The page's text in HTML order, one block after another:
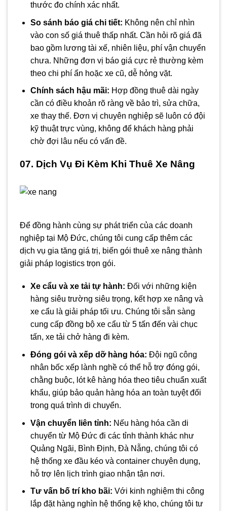
thước đo chính xác nhất.
So sánh báo giá chi tiết: Không nên chỉ nhìn
vào con số giá thuê thấp nhất. Cần hỏi rõ giá đã
bao gồm lương tài xế, nhiên liệu, phí vận chuyển
chưa. Những đơn vị báo giá cực rẻ thường kèm
theo chi phí ẩn hoặc xe cũ, dễ hỏng vặt.
Chính sách hậu mãi: Hợp đồng thuê dài ngày
cần có điều khoản rõ ràng về bảo trì, sửa chữa,
xe thay thế. Đơn vị chuyên nghiệp sẽ luôn có đội
kỹ thuật trực vùng, không để khách hàng phải
chờ đợi lâu nếu có vấn đề.
07. Dịch Vụ Đi Kèm Khi Thuê Xe Nâng
Để đồng hành cùng sự phát triển của các doanh
nghiệp tại Mộ Đức, chúng tôi cung cấp thêm các
dịch vụ gia tăng giá trị, biến gói thuê xe nâng thành
giải pháp logistics trọn gói.
Xe cẩu và xe tải tự hành: Đối với những kiện
hàng siêu trường siêu trọng, kết hợp xe nâng và
xe cẩu là giải pháp tối ưu. Chúng tôi sẵn sàng
cung cấp đồng bộ xe cẩu từ 5 tấn đến vài chục
tấn, xe tải chở hàng đi kèm.
Đóng gói và xếp dỡ hàng hóa: Đội ngũ công
nhân bốc xếp lành nghề có thể hỗ trợ đóng gói,
chằng buộc, lót kê hàng hóa theo tiêu chuẩn xuất
khẩu, giúp bảo quản hàng hóa an toàn tuyệt đối
trong quá trình di chuyển.
Vận chuyển liên tỉnh: Nếu hàng hóa cần di
chuyển từ Mộ Đức đi các tỉnh thành khác như
Quảng Ngãi, Bình Định, Đà Nẵng, chúng tôi có
hệ thống xe đầu kéo và container chuyên dụng,
hỗ trợ lên lịch trình giao nhận tận nơi.
Tư vấn bố trí kho bãi: Với kinh nghiệm thi công
lắp đặt hàng nghìn hệ thống kệ kho, chúng tôi tư